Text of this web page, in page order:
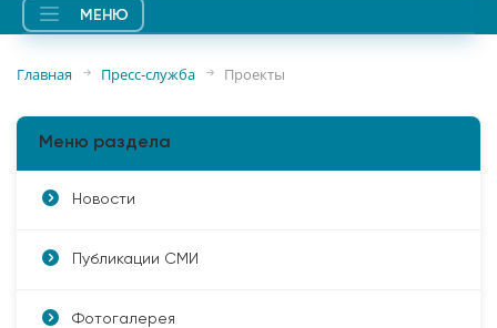
МЕНЮ
Главная Пресс-служба Проекты
Меню раздела
Новости
Публикации СМИ
Фотогалерея